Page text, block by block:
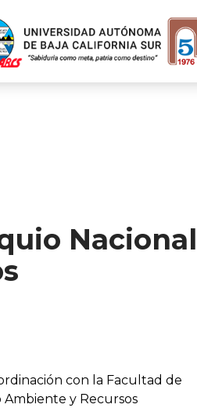
Nacional
con la Facultad de
Ambiente y Recursos